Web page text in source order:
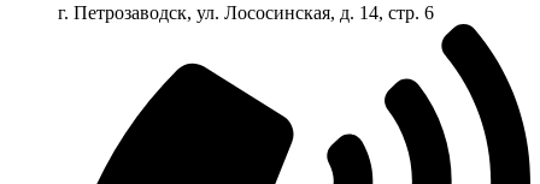
г. Петрозаводск, ул. Лососинская, д. 14, стр. 6